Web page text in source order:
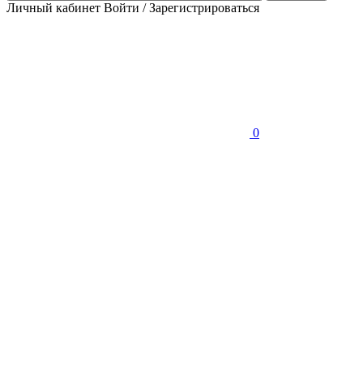
Личный кабинет Войти / Зарегистрироваться
0